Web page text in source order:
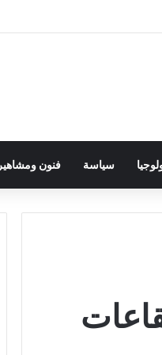
سياسة فنون ومشاهير